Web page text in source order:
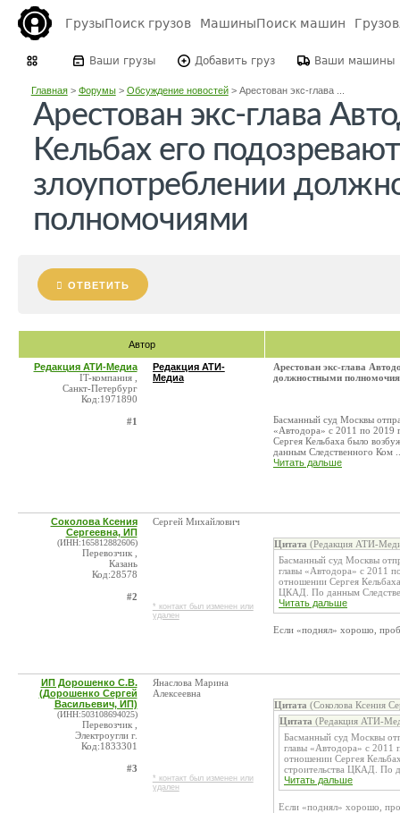
ГрузыПоиск грузов МашиныПоиск машин
Ваши грузы Добавить груз Ваши машины
Главная> Форумы> Обсуждение новостей> Арестован экс-глава ...
Арестован экс-глава
Кельбах его
злоупотреблении
полномочиями
ОТВЕТИТЬ
Автор
Редакция АТИ-Медиа
IT-компания ,
Санкт-Петербург
Код:1971890
#1
Редакция АТИ-
Медиа
Арестован экс-глава
должностными
Басманный суд Москвы
«Автодора» с 2011 по 2019
Сергея Кельбаха было
данным Следственного Ком
Читать дальше
Соколова Ксения
Сергеевна, ИП
(ИНН:165812882606)
Перевозчик ,
Казань
Код:28578
#2
Сергей Михайлович
* контакт был изменен или
удален
Цитата (Редакция АТИ-
Басманный суд Москвы
главы «Автодора» с 2011
отношении Сергея
ЦКАД. По данным
Читать дальше
Если «поднял» хорошо,
ИП Дорошенко С.В.
(Дорошенко Сергей
Васильевич, ИП)
(ИНН:503108694025)
Перевозчик ,
Электроугли г.
Код:1833301
#3
Янаслова Марина
Алексеевна
* контакт был изменен или
удален
Цитата (Соколова Ксения
Цитата (Редакция АТИ-
Басманный суд Москвы
главы «Автодора» с 2011
отношении Сергея
строительства ЦКАД. По
Читать дальше
Если «поднял» хорошо,